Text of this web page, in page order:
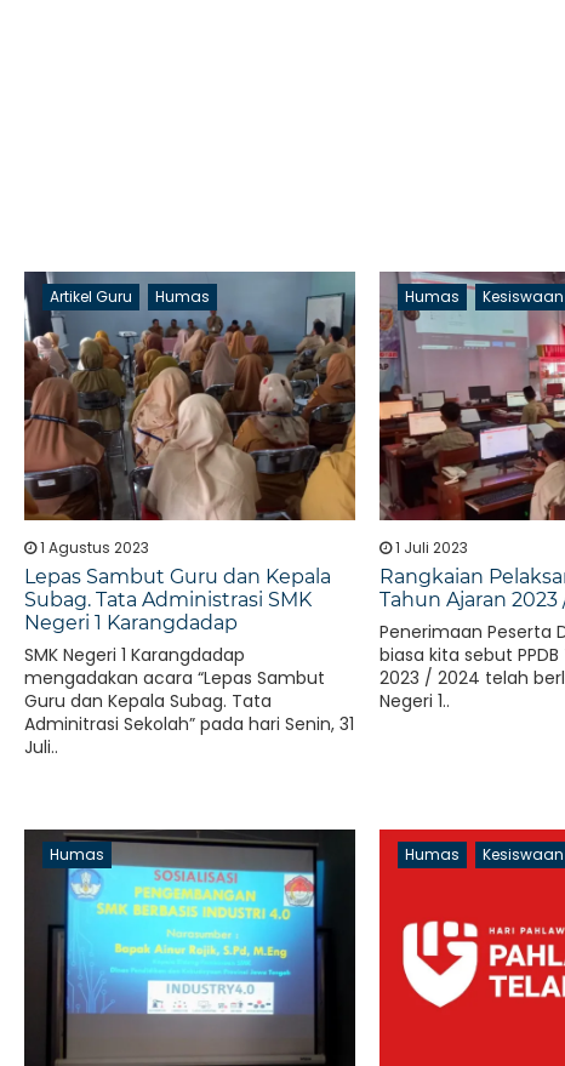
Artikel Guru Humas
1 Agustus 2023
Lepas Sambut Guru dan Kepala
Subag. Tata Administrasi SMK
Negeri 1 Karangdadap
SMK Negeri 1 Karangdadap
mengadakan acara “Lepas Sambut
Guru dan Kepala Subag. Tata
Adminitrasi Sekolah” pada hari Senin, 31
Juli..
Humas Kesiswaan
1 Juli 2023
Rangkaian
Tahun Ajaran 2023
Penerimaan Peserta
biasa kita sebut
2023 / 2024 telah
Negeri 1..
Humas Humas Kesiswaan